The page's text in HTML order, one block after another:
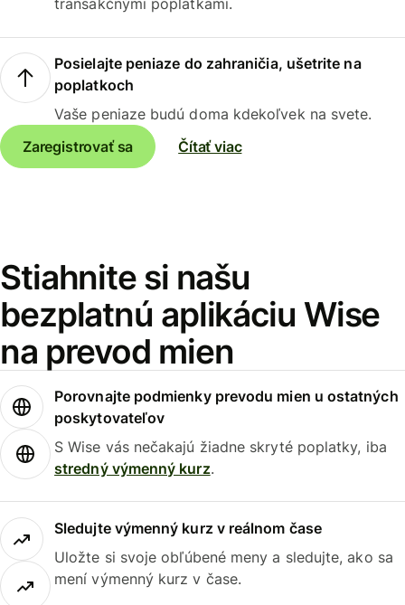
transakčnými poplatkami.
Posielajte peniaze do zahraničia, ušetrite na
poplatkoch
Vaše peniaze budú doma kdekoľvek na svete.
Zaregistrovať sa
Čítať viac
Stiahnite si našu
bezplatnú aplikáciu Wise
na prevod mien
Porovnajte podmienky prevodu mien u ostatných
poskytovateľov
S Wise vás nečakajú žiadne skryté poplatky, iba
stredný výmenný kurz.
Sledujte výmenný kurz v reálnom čase
Uložte si svoje obľúbené meny a sledujte, ako sa
mení výmenný kurz v čase.